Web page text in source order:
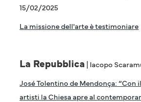
15/02/2025
La missione dell'arte è testimoniare
La Repubblica | Iacopo
José Tolentino de Mendonça: “Con
artisti la Chiesa apre al